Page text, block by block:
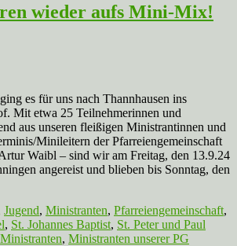
wieder aufs Mini-Mix!
es für uns nach Thannhausen ins
Mit etwa 25 Teilnehmerinnen und
aus unseren fleißigen Ministrantinnen und
Minileitern der Pfarreiengemeinschaft
Waibl – sind wir am Freitag, den 13.9.24
angereist und blieben bis Sonntag, den
Jugend, Ministranten, Pfarreiengemeinschaft,
, St. Johannes Baptist, St. Peter und Paul
Ministranten, Ministranten unserer PG